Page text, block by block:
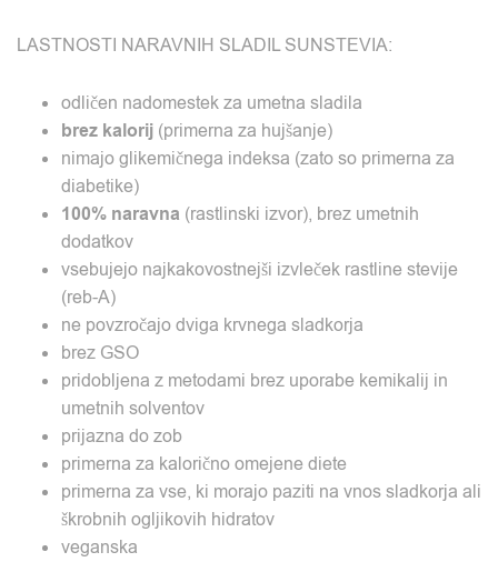
LASTNOSTI NARAVNIH SLADIL SUNSTEVIA:
odličen nadomestek za umetna sladila
brez kalorij (primerna za hujšanje)
nimajo glikemičnega indeksa (zato so primerna za
diabetike)
100% naravna (rastlinski izvor), brez umetnih
dodatkov
vsebujejo najkakovostnejši izvleček rastline stevije
(reb-A)
ne povzročajo dviga krvnega sladkorja
brez GSO
pridobljena z metodami brez uporabe kemikalij in
umetnih solventov
prijazna do zob
primerna za kalorično omejene diete
primerna za vse, ki morajo paziti na vnos sladkorja ali
škrobnih ogljikovih hidratov
veganska